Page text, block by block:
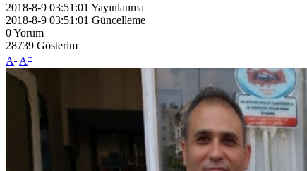
2018-8-9 03:51:01 Yayınlanma
2018-8-9 03:51:01 Güncelleme
0Yorum
28739 Gösterim
A- A+